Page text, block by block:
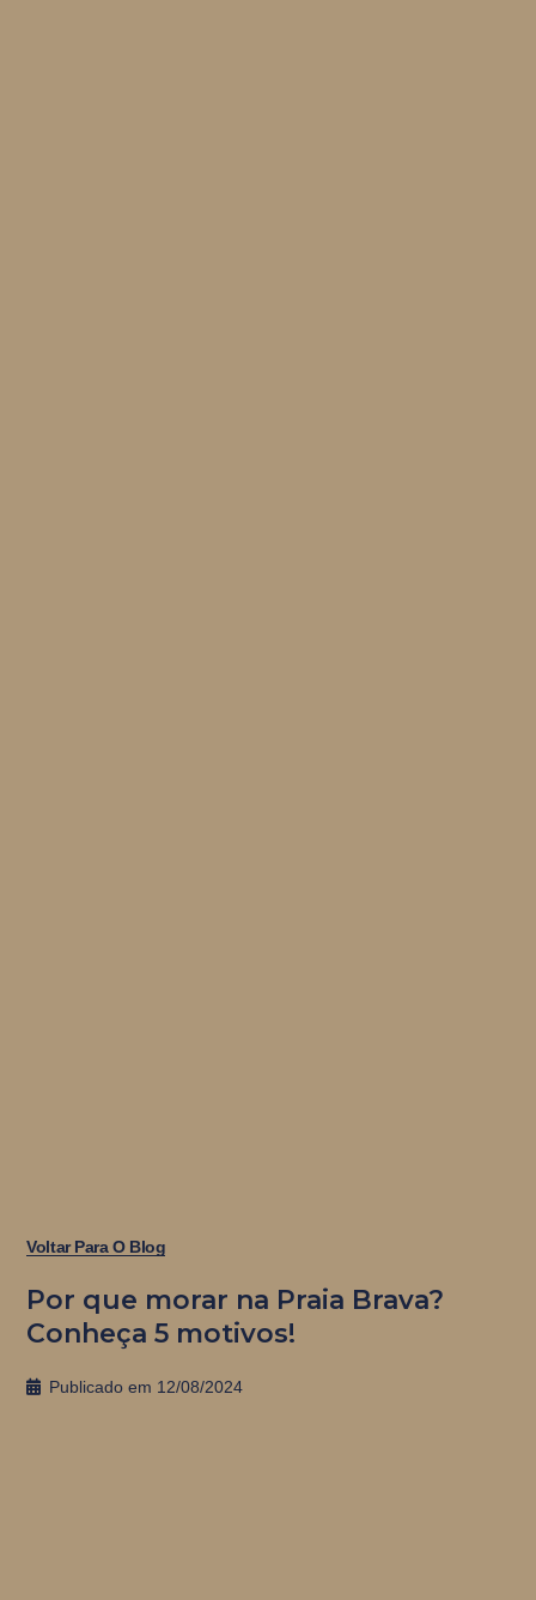
Voltar Para O Blog
Por que morar na Praia Brava?
Conheça 5 motivos!
Publicado em 12/08/2024